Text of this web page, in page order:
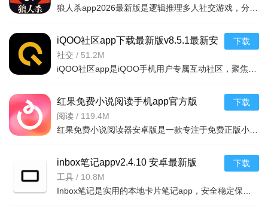
游戏特色：
以语言表达和逻辑分析为核心，考验玩家的观察力、表达力
iQOO社区app下载最新版v8.5.1最新安
卓版
社交 / 51.2M
下载
红果免费小说阅读手机app官方版
v7.3.1.32-2026手机版免费小说
阅读 / 119.4M
下载
inbox笔记appv2.4.10 安卓最新版
工具 / 10.8M
下载